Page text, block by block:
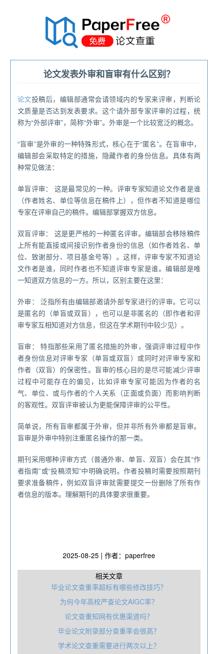
论文发表外审和盲审有什么区别？
论文投稿后，编辑部通常会请领域内的专家来评审，判断论
文质量是否达到发表要求。这个请外部专家评审的过程，统
称为“外部评审”，简称“外审”。外审是一个比较宽泛的概念。
“盲审”是外审的一种特殊形式，核心在于“匿名”。在盲审中，
编辑部会采取特定的措施，隐藏作者的身份信息。具体有两
种常见做法：
单盲评审： 这是最常见的一种。评审专家知道论文作者是谁
（作者姓名、单位等信息在稿件上），但作者不知道是哪位
专家在评审自己的稿件。编辑部掌握双方信息。
双盲评审： 这是更严格的一种匿名评审。编辑部会移除稿件
上所有能直接或间接识别作者身份的信息（如作者姓名、单
位、致谢部分、项目基金号等）。这样，评审专家不知道论
文作者是谁，同时作者也不知道评审专家是谁。编辑部是唯
一知道双方信息的一方。所以，区别主要在这里：
外审： 泛指所有由编辑部邀请外部专家进行的评审。它可以
是匿名的（单盲或双盲），也可以是非匿名的（即作者和评
审专家互相知道对方信息，但这在学术期刊中较少见）。
盲审： 特指那些采用了匿名措施的外审，强调评审过程中作
者身份信息对评审专家（单盲或双盲）或同时对评审专家和
作者（双盲）的保密性。盲审的核心目的是尽可能减少评审
过程中可能存在的偏见，比如评审专家可能因为作者的名
气、单位、或与作者的个人关系（正面或负面）而影响判断
的客观性。双盲评审被认为更能保障评审的公平性。
简单说，所有盲审都属于外审，但并非所有外审都是盲审。
盲审是外审中特别注重匿名操作的那一类。
期刊采用哪种评审方式（普通外审、单盲、双盲）会在其“作
者指南”或“投稿须知”中明确说明。作者投稿时需要按照期刊
要求准备稿件，例如双盲评审就需要提交一份删除了所有作
者信息的版本。理解期刊的具体要求很重要。
2025-08-25 | 作者：paperfree
相关文章
毕业论文查重率超标有哪些修改技巧？
为何今年高校严查论文AIGC率？
论文查重知网有优惠渠道吗？
毕业论文附录部分查重率会很高？
学术论文查重需要进行两次以上？